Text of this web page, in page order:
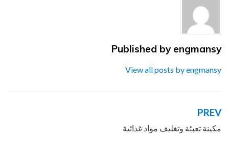
Published by engmansy
View all posts by engmansy
تصفّح
المقالات
PREV
مكينة تعبئة وتغليف مواد غذائية